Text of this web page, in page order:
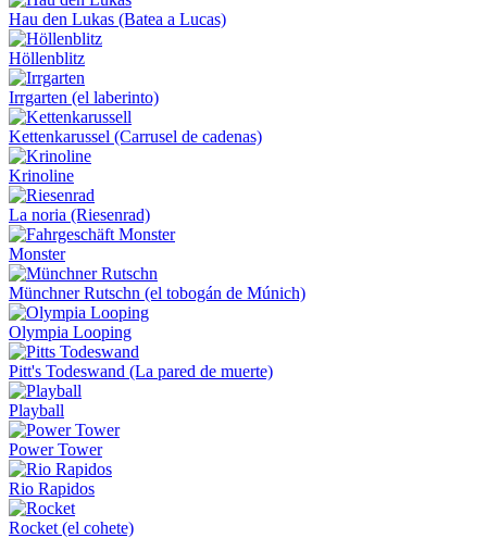
Hau den Lukas (Batea a Lucas)
Höllenblitz
Irrgarten (el laberinto)
Kettenkarussel (Carrusel de cadenas)
Krinoline
La noria (Riesenrad)
Monster
Münchner Rutschn (el tobogán de Múnich)
Olympia Looping
Pitt's Todeswand (La pared de muerte)
Playball
Power Tower
Rio Rapidos
Rocket (el cohete)